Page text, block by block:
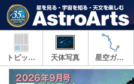
トピックス 天体写真 星空ガイド